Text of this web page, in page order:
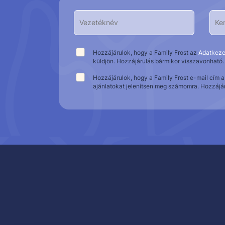
Hozzájárulok, hogy a Family Frost az
küldjön. Hozzájárulás bármikor visszavonható.
Hozzájárulok, hogy a Family Frost e-mail cím
ajánlatokat jelenítsen meg számomra.